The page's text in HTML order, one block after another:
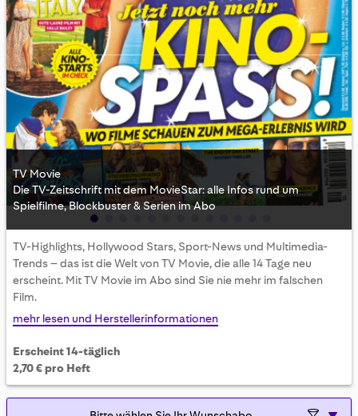
to
the
beginning
of
the
gallery
TV Movie
Die TV-Zeitschrift mit dem MovieStar: alle Infos rund um
Spielfilme, Blockbuster & Serien im Abo
TV-Highlights, Hollywood Stars, Sport-News und Multimedia-
Trends – das ist die Welt von TV Movie, die alle 14 Tage neu
erscheint. Mit TV Movie im Abo sind Sie nie mehr im falschen
Film.
mehr lesen und Herstellerinformationen
Erscheint 14-täglich
2,70 € pro Heft